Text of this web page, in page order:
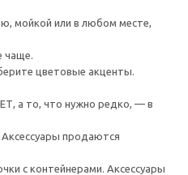
мойкой или в любом месте,
чаще.
цветовые акценты.
а то, что нужно редко, — в
продаются
с контейнерами. Аксессуары